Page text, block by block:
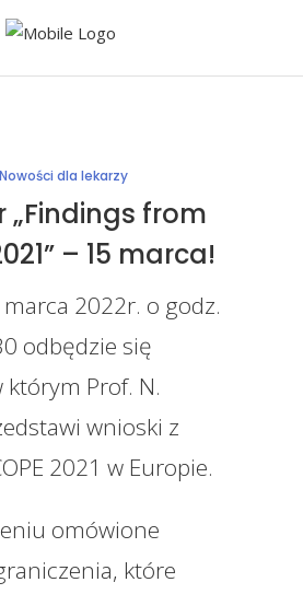
Nowości dla lekarzy
„Findings from
– 15 marca!
2022r. o godz.
odbędzie się
którym Prof. N.
wnioski z
2021 w Europie.
omówione
które